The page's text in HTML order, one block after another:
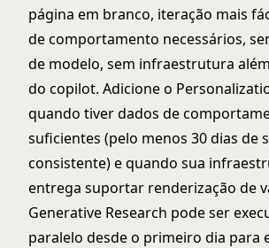
página em branco, iteração mais
de comportamento necessários,
de modelo, sem infraestrutura
do copilot. Adicione o
quando tiver dados de
suficientes (pelo menos 30 dias de
consistente) e quando sua
entrega suportar renderização de
Generative Research pode ser
paralelo desde o primeiro dia para